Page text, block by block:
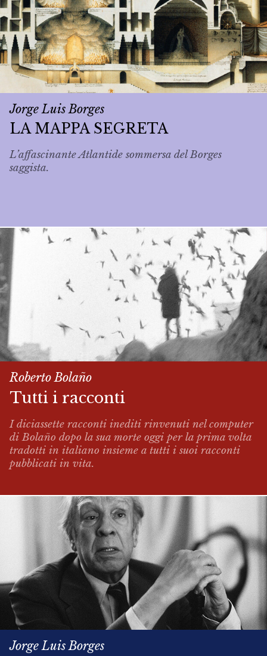
Jorge Luis Borges
LA MAPPA SEGRETA
L’affascinante Atlantide sommersa del Borges
saggista.
Roberto Bolaño
Tutti i racconti
I diciassette racconti inediti rinvenuti nel computer
di Bolaño dopo la sua morte oggi per la prima volta
tradotti in italiano insieme a tutti i suoi racconti
pubblicati in vita.
Jorge Luis Borges